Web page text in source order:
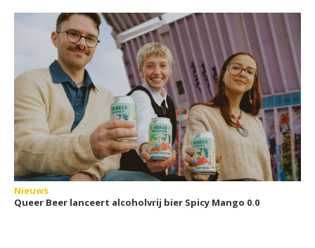
Nieuws
Queer Beer lanceert alcoholvrij bier Spicy Mango 0.0